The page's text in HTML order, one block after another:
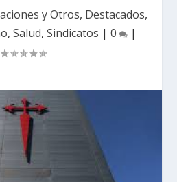
y Otros, Destacados,
, Salud, Sindicatos | 0 |